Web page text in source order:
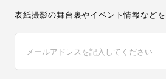
表紙撮影の舞台裏やイベント情報などを